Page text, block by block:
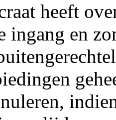
heeft
en